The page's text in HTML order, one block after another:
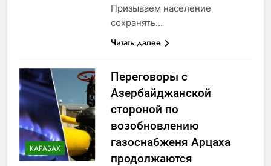
Призываем население
сохранять…
Читать далее
КАРАБАХ
Переговоры с
Азербайджанской
стороной по
возобновлению
газоснабженя Арцаха
продолжаются